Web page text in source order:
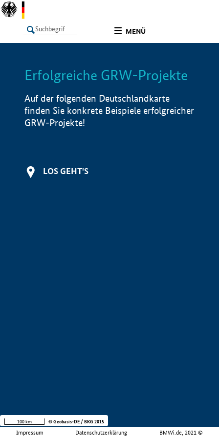
MENÜ
LISTE Info
Erfolgreiche GRW-Projekte
Auf der folgenden Deutschlandkarte
finden Sie konkrete Beispiele erfolgreicher
GRW-Projekte!
LOS GEHT'S
Impressum Datenschutzerklärung BMWi.de, 2021 ©
100 km © Geobasis-DE / BKG 2015